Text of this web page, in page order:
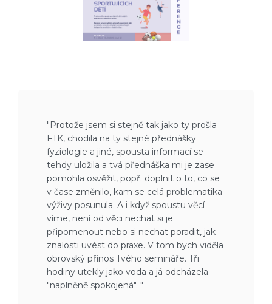
"Protože jsem si stejně tak jako ty prošla
FTK, chodila na ty stejné přednášky
fyziologie a jiné, spousta informací se
tehdy uložila a tvá přednáška mi je zase
pomohla osvěžit, popř. doplnit o to, co se
v čase změnilo, kam se celá problematika
výživy posunula. A i když spoustu věcí
víme, není od věci nechat si je
připomenout nebo si nechat poradit, jak
znalosti uvést do praxe. V tom bych viděla
obrovský přínos Tvého semináře. Tři
hodiny utekly jako voda a já odcházela
"naplněně spokojená". "